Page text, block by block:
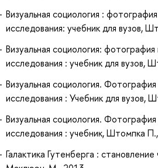
Визуальная социология :
исследования: учебник для вузов,
Визуальная социология:
исследования : учебник для вузов,
Визуальная социология.
исследования : Учебник для вузов,
Визуальная социология.
исследования : учебник, Штомпка
Галактика Гутенберга :